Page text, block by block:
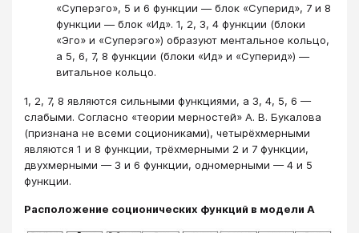
«Суперэго», 5 и 6 функции — блок «Суперид», 7 и 8
функции — блок «Ид». 1, 2, 3, 4 функции (блоки
«Эго» и «Суперэго») образуют ментальное кольцо,
а 5, 6, 7, 8 функции (блоки «Ид» и «Суперид») —
витальное кольцо.
1, 2, 7, 8 являются сильными функциями, а 3, 4, 5, 6 —
слабыми. Согласно «теории мерностей» А. В. Букалова
(признана не всеми социониками), четырёхмерными
являются 1 и 8 функции, трёхмерными 2 и 7 функции,
двухмерными — 3 и 6 функции, одномерными — 4 и 5
функции.
Расположение соционических функций в модели А